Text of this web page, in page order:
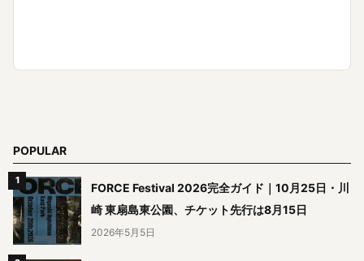
POPULAR
FORCE Festival 2026完全ガイド｜10月25日・川
崎 東扇島東公園、チケット先行は8月15日
2026年5月5日